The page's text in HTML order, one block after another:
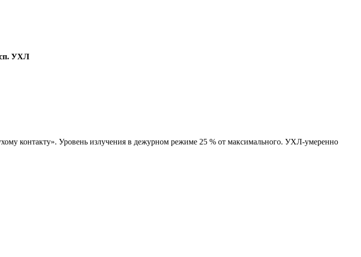
УХЛ
контакту». Уровень излучения в дежурном режиме 25 % от максимального. УХЛ-умеренно